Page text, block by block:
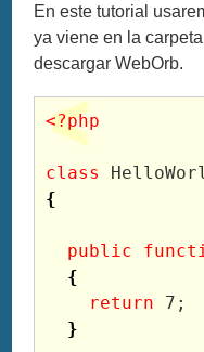
En este tutorial
ya viene en la
descargar WebOrb.
<?php
class
{
public
{
return
7 ;
}